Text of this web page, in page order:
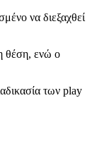
να διεξαχθεί
θέση, ενώ ο
των play